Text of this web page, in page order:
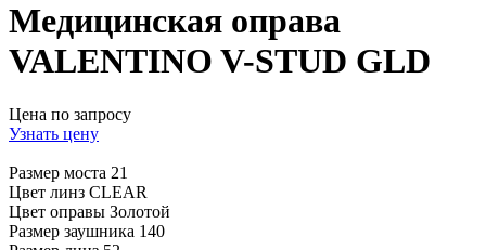
Медицинская оправа
VALENTINO V-STUD GLD
Цена по запросу
Узнать цену
Размер моста 21
Цвет линз CLEAR
Цвет оправы Золотой
Размер заушника 140